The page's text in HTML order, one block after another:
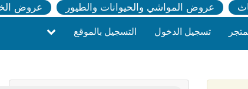
عروض المواشي والحيوانات والطيور عروض
تسجيل الدخول التسجيل بالموقع